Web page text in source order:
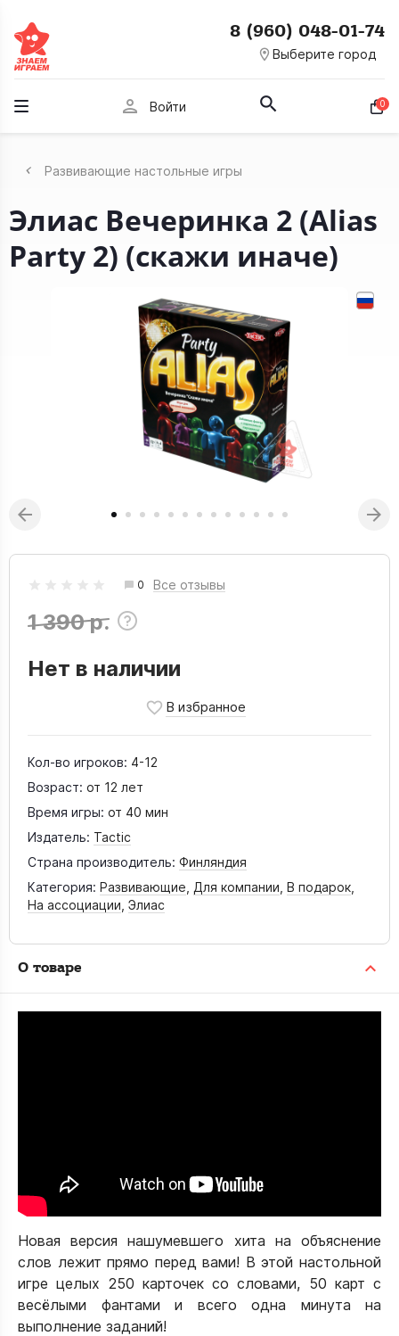
room Выберите город
8 (960) 048-01-74
person Войти 0
Развивающие настольные игры
Элиас Вечеринка 2 (Alias
Party 2) (скажи иначе)
0 Все отзывы
1 390 р.
Нет в наличии
Кол-во игроков: 4-12
Возраст: от 12 лет
Время игры: от 40 мин
Издатель: Tactic
Страна производитель: Финляндия
Категория: Развивающие Для компании В подарок
На ассоциации Элиас
О товаре
Новая версия нашумевшего хита на объяснение
слов лежит прямо перед вами! В этой настольной
игре целых 250 карточек со словами, 50 карт с
весёлыми фантами и всего одна минута на
выполнение заданий!